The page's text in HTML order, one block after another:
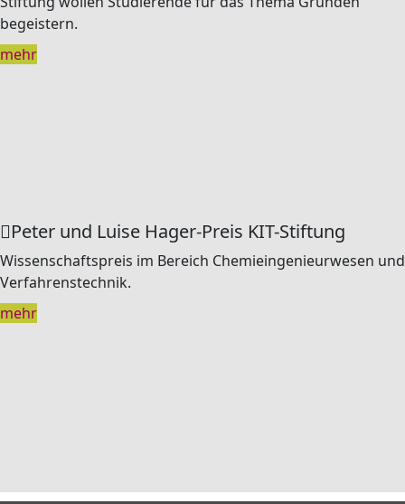
begeistern.
mehr
Peter und Luise Hager-Preis KIT-Stiftung
Wissenschaftspreis im Bereich Chemieingenieurwesen und
Verfahrenstechnik.
mehr